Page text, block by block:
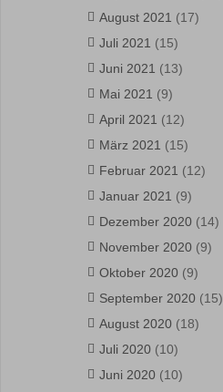
August 2021 (17)
Juli 2021 (15)
Juni 2021 (13)
Mai 2021 (9)
April 2021 (12)
März 2021 (15)
Februar 2021 (12)
Januar 2021 (9)
Dezember 2020 (14)
November 2020 (9)
Oktober 2020 (9)
September 2020 (15)
August 2020 (18)
Juli 2020 (10)
Juni 2020 (10)